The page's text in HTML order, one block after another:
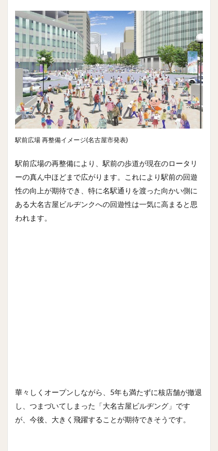
駅前広場 再整備イメージ(名古屋市発表)
駅前広場の再整備により、駅前の歩道が現在のロータリ
ーの真ん中ほどまで広がります。これにより駅前の回遊
性の向上が期待でき、特に名駅通りを渡った向かい側に
ある大名古屋ビルヂンクへの回遊性は一気に高まると思
われます。
華々しくオープンしながら、5年も満たずに核店舗が撤退
し、つまづいてしまった「大名古屋ビルヂング」です
が、今後、大きく飛躍することが期待できそうです。